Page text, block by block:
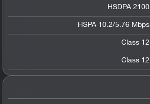
HSDPA 2100
HSPA 10.2/5.76 Mbps
Class 12
Class 12